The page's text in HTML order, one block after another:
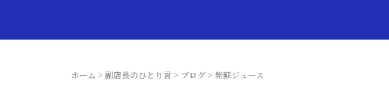
ホーム > 副店長のひとり言> ブログ> 紫蘇ジュース